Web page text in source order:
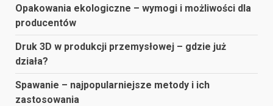
Opakowania ekologiczne – wymogi i możliwości dla
producentów
Druk 3D w produkcji przemysłowej – gdzie już
działa?
Spawanie – najpopularniejsze metody i ich
zastosowania